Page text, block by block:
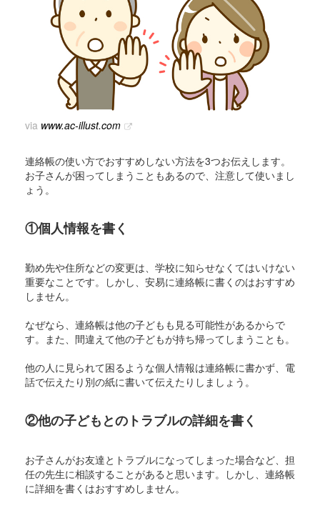
via www.ac-illust.com
連絡帳の使い方でおすすめしない方法を3つお伝えします。
お子さんが困ってしまうこともあるので、注意して使いまし
ょう。
①個人情報を書く
勤め先や住所などの変更は、学校に知らせなくてはいけない
重要なことです。しかし、安易に連絡帳に書くのはおすすめ
しません。
なぜなら、連絡帳は他の子どもも見る可能性があるからで
す。また、間違えて他の子どもが持ち帰ってしまうことも。
他の人に見られて困るような個人情報は連絡帳に書かず、電
話で伝えたり別の紙に書いて伝えたりしましょう。
②他の子どもとのトラブルの詳細を書く
お子さんがお友達とトラブルになってしまった場合など、担
任の先生に相談することがあると思います。しかし、連絡帳
に詳細を書くはおすすめしません。